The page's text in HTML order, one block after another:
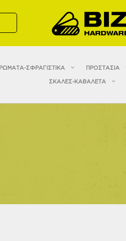
ΣΦΡΑΓΙΣΤΙΚΑ ΠΡΟΣΤΑΣΙΑ
ΣΚΑΛΕΣ-ΚΑΒΑΛΕΤΑ